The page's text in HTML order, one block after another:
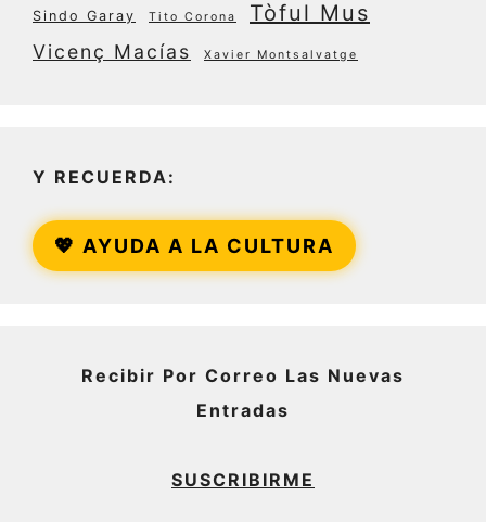
Sindo Garay Tito Corona Tòful Mus
Vicenç Macías Xavier Montsalvatge
Y RECUERDA:
💖 AYUDA A LA CULTURA
Recibir Por Correo Las Nuevas
Entradas
SUSCRIBIRME